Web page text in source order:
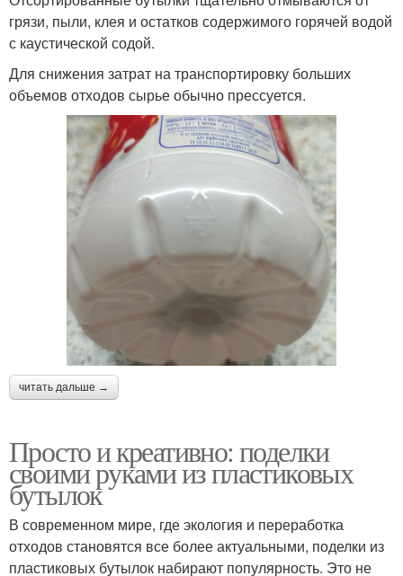
грязи, пыли, клея и остатков содержимого горячей водой
с каустической содой.
Для снижения затрат на транспортировку больших
объемов отходов сырье обычно прессуется.
читать дальше →
Просто и креативно: поделки
своими руками из пластиковых
бутылок
В современном мире, где экология и переработка
отходов становятся все более актуальными, поделки из
пластиковых бутылок набирают популярность. Это не